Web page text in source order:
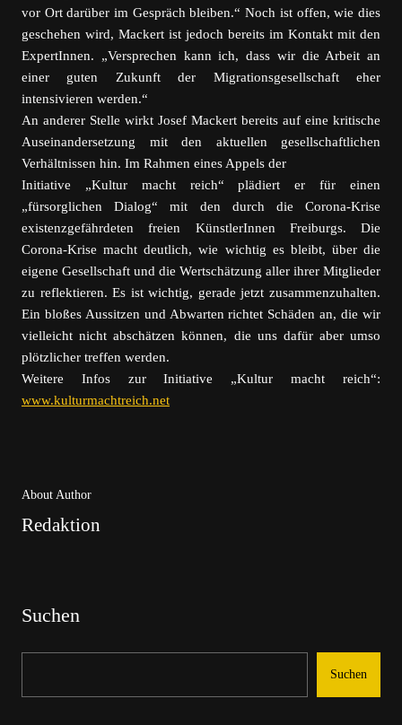
vor Ort darüber im Gespräch bleiben.“ Noch ist offen, wie dies
geschehen wird, Mackert ist jedoch bereits im Kontakt mit den
ExpertInnen. „Versprechen kann ich, dass wir die Arbeit an
einer guten Zukunft der Migrationsgesellschaft eher
intensivieren werden.“
An anderer Stelle wirkt Josef Mackert bereits auf eine kritische
Auseinandersetzung mit den aktuellen gesellschaftlichen
Verhältnissen hin. Im Rahmen eines Appels der
Initiative „Kultur macht reich“ plädiert er für einen
„fürsorglichen Dialog“ mit den durch die Corona-Krise
existenzgefährdeten freien KünstlerInnen Freiburgs. Die
Corona-Krise macht deutlich, wie wichtig es bleibt, über die
eigene Gesellschaft und die Wertschätzung aller ihrer Mitglieder
zu reflektieren. Es ist wichtig, gerade jetzt zusammenzuhalten.
Ein bloßes Aussitzen und Abwarten richtet Schäden an, die wir
vielleicht nicht abschätzen können, die uns dafür aber umso
plötzlicher treffen werden.
Weitere Infos zur Initiative „Kultur macht reich“:
www.kulturmachtreich.net
About Author
Redaktion
Suchen
Suchen